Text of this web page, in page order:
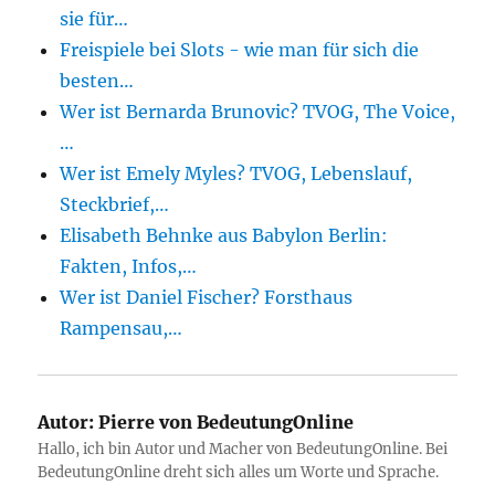
sie für…
Freispiele bei Slots - wie man für sich die
besten…
Wer ist Bernarda Brunovic? TVOG, The Voice,
…
Wer ist Emely Myles? TVOG, Lebenslauf,
Steckbrief,…
Elisabeth Behnke aus Babylon Berlin:
Fakten, Infos,…
Wer ist Daniel Fischer? Forsthaus
Rampensau,…
Autor: Pierre von BedeutungOnline
Hallo, ich bin Autor und Macher von BedeutungOnline. Bei
BedeutungOnline dreht sich alles um Worte und Sprache.